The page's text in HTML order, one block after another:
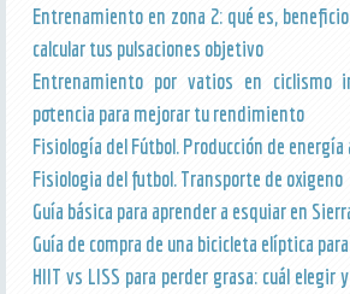
Entrenamiento en zona 2: qué es,
calcular tus pulsaciones objetivo
Entrenamiento por vatios en ciclismo
potencia para mejorar tu rendimiento
Fisiología del Fútbol. Producción de energía
Fisiologia del futbol. Transporte de oxigeno
Guía básica para aprender a esquiar en
Guía de compra de una bicicleta elíptica
HIIT vs LISS para perder grasa: cuál elegir